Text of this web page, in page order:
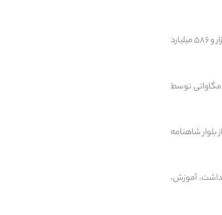
همچنین با حضور فرزانه صادق وزیر راه و شهرسازی به نمایندگی از دولت، عملیات اجرایی ۶۹ پروژه با اعتبار پیش‌بینی‌شده ۱۶ هزار و ۵۸۶ میلیارد
گزارش با حضور وزیر راه و شهرسازی در استان خراسان رضوی به نمایندگی از دولت، احداث نیروگاه خورشیدی ۱۲ مگاواتی توسط
بازسازی بخشی از بلوار شاهنامه
آموزش،